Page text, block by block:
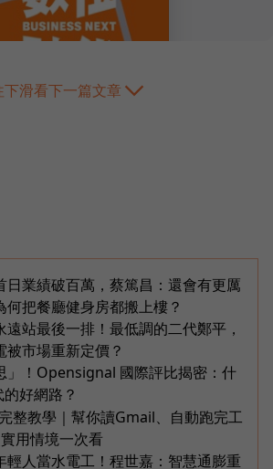
下滑看下一篇文章
日業績破百萬，蔡篤昌：還會有更厲
何把餐廳健身房都搬上樓？
站最後一排！最低調的二代鄭平，
市場重新定價？
」！Opensignal 國際評比揭密：什
好網路？
整教學｜幫你讀Gmail、自動跑完工
用情境一次看
輕人當水電工！程世嘉：智慧通膨重